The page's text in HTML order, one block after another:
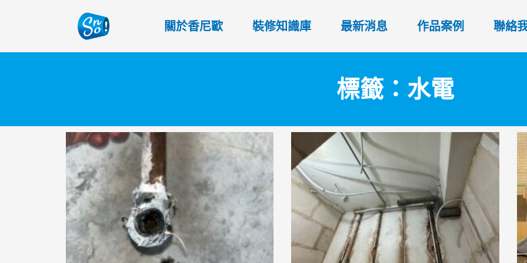
關於香尼歐 裝修知識庫 最新消息 作品案例 聯絡
標籤：水電